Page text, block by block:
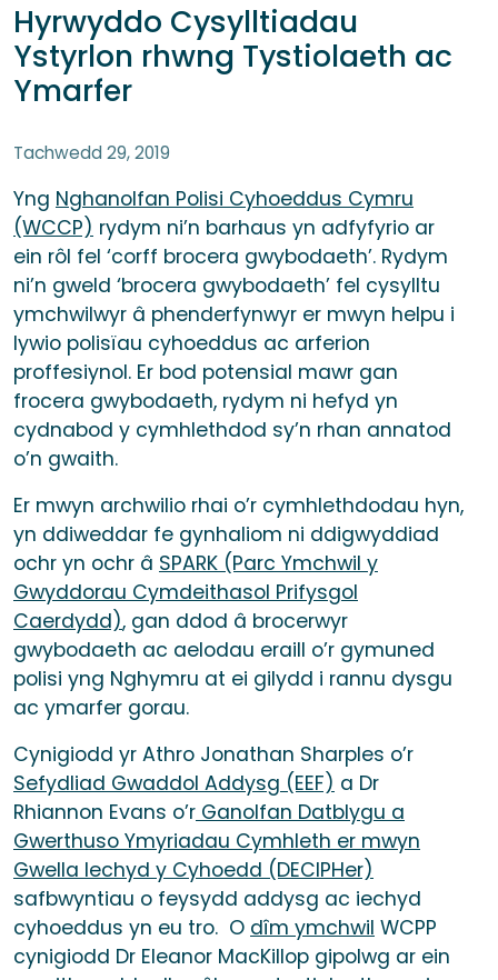
Hyrwyddo Cysylltiadau
Ystyrlon rhwng Tystiolaeth ac
Ymarfer
Tachwedd 29, 2019
Yng Nghanolfan Polisi Cyhoeddus Cymru
(WCCP) rydym ni’n barhaus yn adfyfyrio ar
ein rôl fel ‘corff brocera gwybodaeth’. Rydym
ni’n gweld ‘brocera gwybodaeth’ fel cysylltu
ymchwilwyr â phenderfynwyr er mwyn helpu i
lywio polisïau cyhoeddus ac arferion
proffesiynol. Er bod potensial mawr gan
frocera gwybodaeth, rydym ni hefyd yn
cydnabod y cymhlethdod sy’n rhan annatod
o’n gwaith.
Er mwyn archwilio rhai o’r cymhlethdodau hyn,
yn ddiweddar fe gynhaliom ni ddigwyddiad
ochr yn ochr â SPARK (Parc Ymchwil y
Gwyddorau Cymdeithasol Prifysgol
Caerdydd), gan ddod â brocerwyr
gwybodaeth ac aelodau eraill o’r gymuned
polisi yng Nghymru at ei gilydd i rannu dysgu
ac ymarfer gorau.
Cynigiodd yr Athro Jonathan Sharples o’r
Sefydliad Gwaddol Addysg (EEF) a Dr
Rhiannon Evans o’r Ganolfan Datblygu a
Gwerthuso Ymyriadau Cymhleth er mwyn
Gwella Iechyd y Cyhoedd (DECIPHer)
safbwyntiau o feysydd addysg ac iechyd
cyhoeddus yn eu tro. O dîm ymchwil WCPP
cynigiodd Dr Eleanor MacKillop gipolwg ar ein